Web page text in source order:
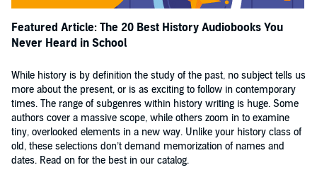
Featured Article: The 20 Best History Audiobooks You
Never Heard in School
While history is by definition the study of the past, no subject tells us
more about the present, or is as exciting to follow in contemporary
times. The range of subgenres within history writing is huge. Some
authors cover a massive scope, while others zoom in to examine
tiny, overlooked elements in a new way. Unlike your history class of
old, these selections don’t demand memorization of names and
dates. Read on for the best in our catalog.